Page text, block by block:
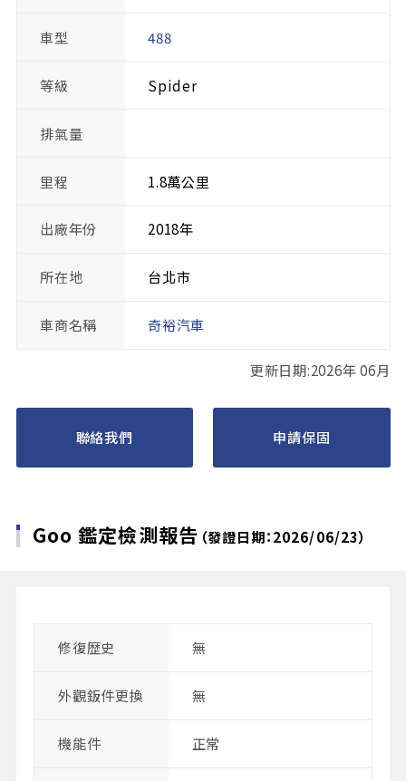
車型 488
等級 Spider
排氣量
里程 1.8萬公里
出廠年份 2018年
所在地 台北市
車商名稱 奇裕汽車
更新日期:2026年 06月
聯絡我們 申請保固
Goo 鑑定檢測報告 （發證日期：2026/06/23）
修復歴史 無
外觀鈑件更換 無
機能件 正常